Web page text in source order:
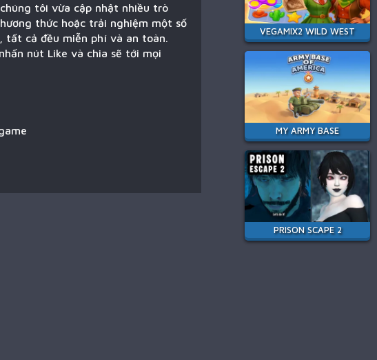
tôi vừa cập nhật nhiều trò
thức hoặc trải nghiệm một số
tất cả đều miễn phí và an toàn.
nút Like và chia sẽ tới mọi
VEGAMIX2 WILD WEST
MY ARMY BASE
PRISON SCAPE 2